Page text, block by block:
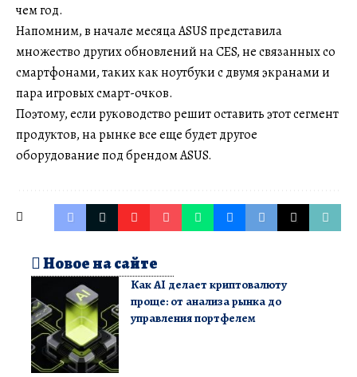
чем год.
Напомним, в начале месяца ASUS представила
множество других обновлений на CES, не связанных со
смартфонами, таких как ноутбуки с двумя экранами и
пара игровых смарт-очков.
Поэтому, если руководство решит оставить этот сегмент
продуктов, на рынке все еще будет другое
оборудование под брендом ASUS.
Новое на сайте
Как AI делает криптовалюту
проще: от анализа рынка до
управления портфелем